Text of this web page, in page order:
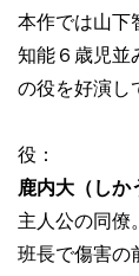
本作では山下
知能６歳児並
の役を好演し
役：
鹿内大（しか
主人公の同僚。
班長で傷害の